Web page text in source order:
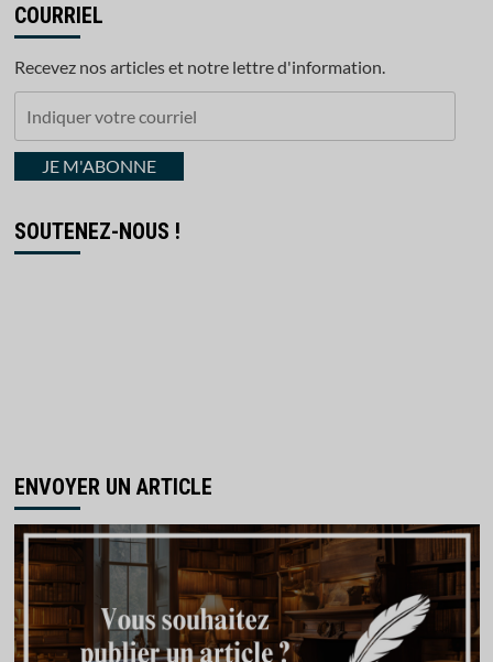
COURRIEL
Recevez nos articles et notre lettre d'information.
courrielJE M'ABONNE
SOUTENEZ-NOUS !
ENVOYER UN ARTICLE